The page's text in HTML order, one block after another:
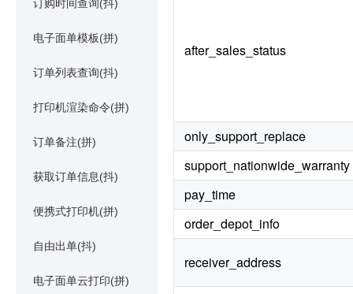
订购时间查询(抖)
电子面单模板(拼)
订单列表查询(抖)
打印机渲染命令(拼)
订单备注(拼)
获取订单信息(抖)
便携式打印机(拼)
自由出单(抖)
电子面单云打印(拼)
after_sales_status
only_support_replace
support_nationwide_warranty
pay_time
order_depot_info
receiver_address